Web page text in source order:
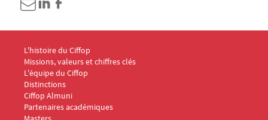
Menu Footer CIFFOP 1
L'histoire du Ciffop
Missions, valeurs et chiffres clés
L'équipe du Ciffop
Distinctions
Ciffop Almuni
Partenaires académiques
Menu Footer CIFFOP 2